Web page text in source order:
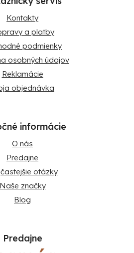
Kontakty
a platby
podmienky
osobných údajov
Reklamácie
objednávka
informácie
O nás
Predajne
otázky
Naše značky
Blog
Predajne